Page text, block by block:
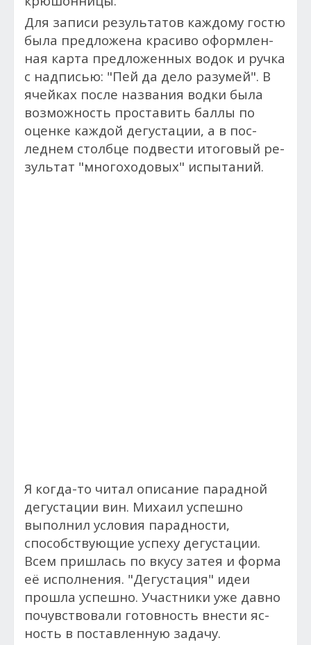
Для за­писи ре­зуль­та­тов каж­до­му гос­тю
бы­ла пред­ло­жена кра­сиво офор­млен­
ная кар­та пред­ло­жен­ных во­док и руч­ка
с над­писью: "Пей да де­ло ра­зумей". В
ячей­ках пос­ле названия вод­ки бы­ла
воз­можность прос­та­вить бал­лы по
оценке каждой дегустации, а в пос­
леднем стол­бце под­вести итоговый ре­
зуль­тат "мно­гохо­довых" ис­пы­таний.
Я когда-то читал описание парадной
дегустации вин. Михаил успешно
выполнил условия парадности,
способствующие успеху дегустации.
Всем пришлась по вку­су за­тея и фор­ма
её исполнения. "Дегустация" идеи
прош­ла ус­пешно. Учас­тни­ки уже дав­но
почувствовали го­тов­ность внес­ти яс­
ность в поставленную за­дачу.